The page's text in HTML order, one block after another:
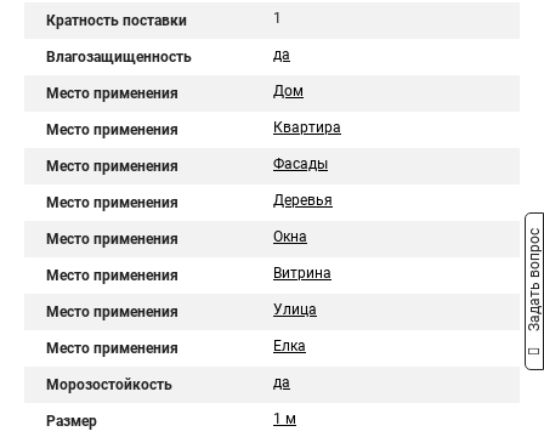
Кратность поставки 1
Влагозащищенность да
Место применения Дом
Место применения Квартира
Место применения Фасады
Место применения Деревья
Место применения Окна
Место применения Витрина
Место применения Улица
Место применения Ёлка
Морозостойкость да
Размер 1 м
Задать вопрос